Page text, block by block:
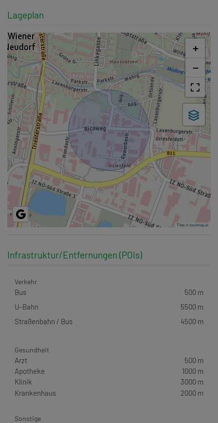
Lageplan
+
−
Tiles ©basemap.at
Infrastruktur/Entfernungen (POIs)
Verkehr
Bus
500 m
U-Bahn
5500 m
Straßenbahn / Bus
4500 m
Gesundheit
Arzt
500 m
Apotheke
1000 m
Klinik
3000 m
Krankenhaus
2000 m
Sonstige